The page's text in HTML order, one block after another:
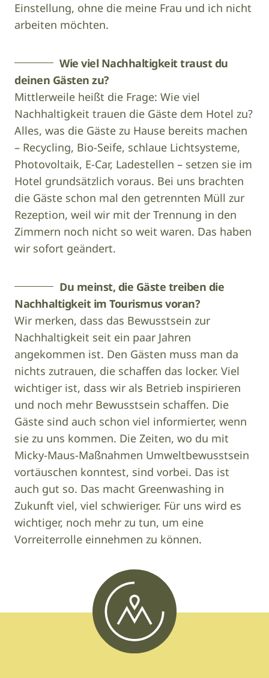
Einstellung, ohne die meine Frau und ich nicht
arbeiten möchten.
Wie viel Nachhaltigkeit traust du
deinen Gästen zu?
Mittlerweile heißt die Frage: Wie viel
Nachhaltigkeit trauen die Gäste dem Hotel zu?
Alles, was die Gäste zu Hause bereits machen
– Recycling, Bio-Seife, schlaue Lichtsysteme,
Photovoltaik, E-Car, Ladestellen – setzen sie im
Hotel grundsätzlich voraus. Bei uns brachten
die Gäste schon mal den getrennten Müll zur
Rezeption, weil wir mit der Trennung in den
Zimmern noch nicht so weit waren. Das haben
wir sofort geändert.
Du meinst, die Gäste treiben die
Nachhaltigkeit im Tourismus voran?
Wir merken, dass das Bewusstsein zur
Nachhaltigkeit seit ein paar Jahren
angekommen ist. Den Gästen muss man da
nichts zutrauen, die schaffen das locker. Viel
wichtiger ist, dass wir als Betrieb inspirieren
und noch mehr Bewusstsein schaffen. Die
Gäste sind auch schon viel informierter, wenn
sie zu uns kommen. Die Zeiten, wo du mit
Micky-Maus-Maßnahmen Umweltbewusstsein
vortäuschen konntest, sind vorbei. Das ist
auch gut so. Das macht Greenwashing in
Zukunft viel, viel schwieriger. Für uns wird es
wichtiger, noch mehr zu tun, um eine
Vorreiterrolle einnehmen zu können.